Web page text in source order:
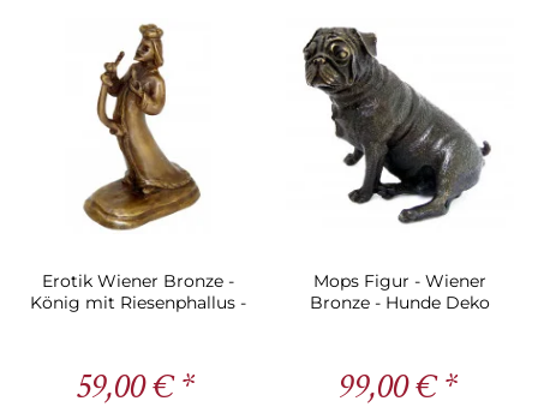
Erotik Wiener Bronze -
König mit Riesenphallus -
59,00 € *
Mops Figur - Wiener
Bronze - Hunde Deko
99,00 € *